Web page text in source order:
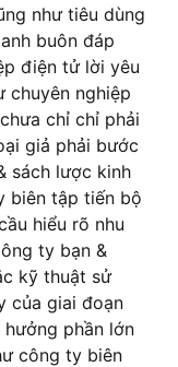
như tiêu dùng
buôn đáp
điện tử lời yêu
chuyên nghiệp
chỉ chỉ phải
giả phải bước
sách lược kinh
biên tập tiến bộ
hiểu rõ nhu
ty bạn &
kỹ thuật sử
của giai đoạn
phần lớn
công ty biên